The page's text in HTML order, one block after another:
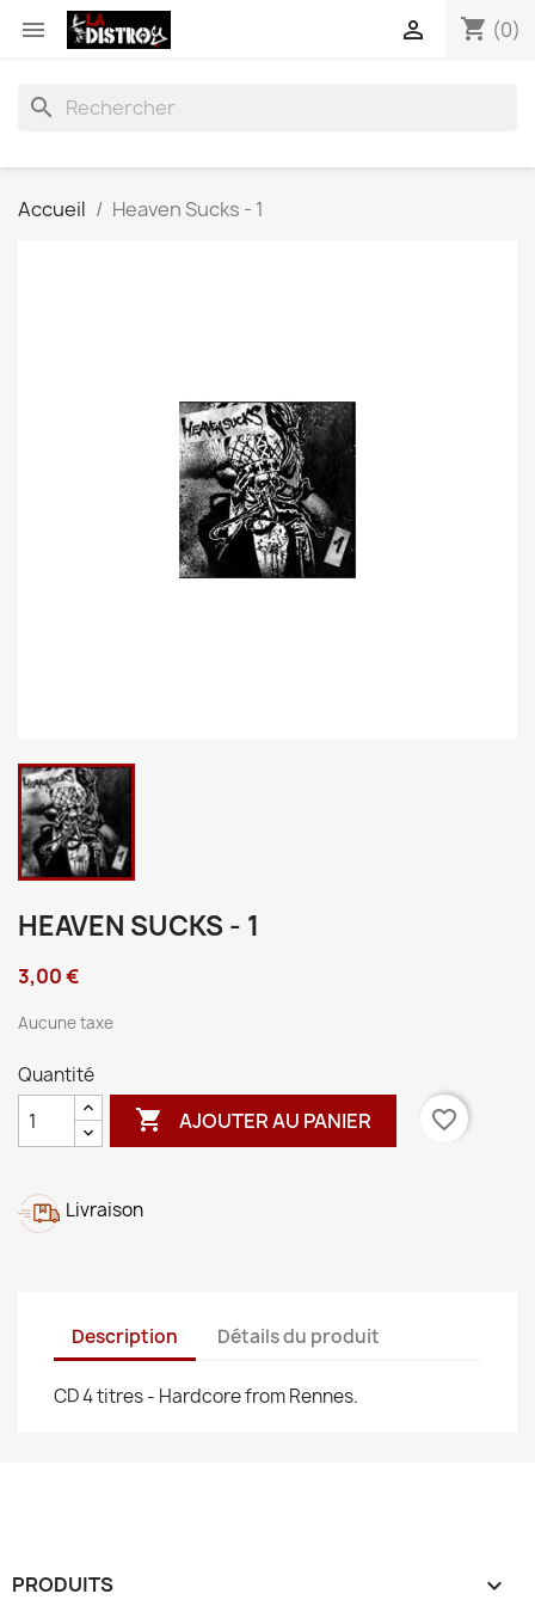
 shopping_cart (0)

search
Accueil Heaven Sucks - 1
HEAVEN SUCKS - 1
3,00 €
Aucune taxe
Quantité
 AJOUTER AU PANIER favorite_border
Livraison
Description Détails du produit
CD 4 titres - Hardcore from Rennes.
PRODUITS 